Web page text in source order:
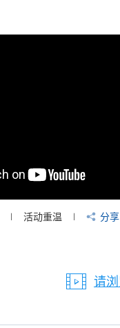
活动重温 分享
请